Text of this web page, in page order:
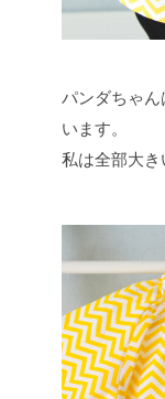
パンダちゃん
います。
私は全部大